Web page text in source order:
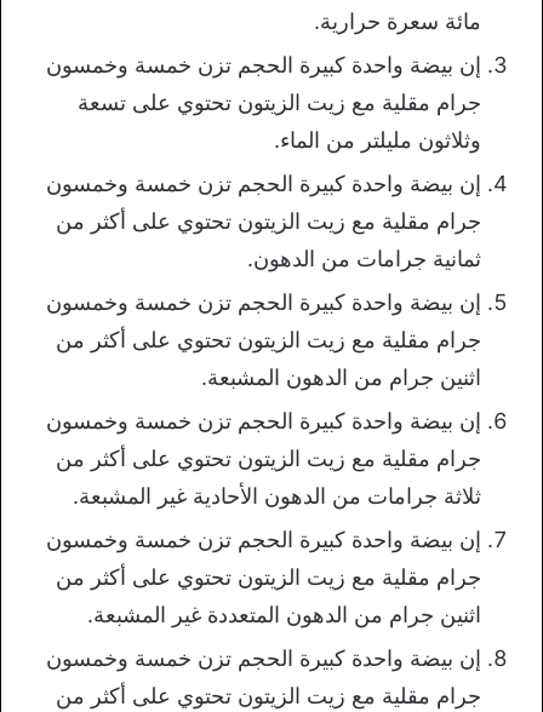
مائة سعرة حرارية.
إن بيضة واحدة كبيرة الحجم تزن خمسة وخمسون
جرام مقلية مع زيت الزيتون تحتوي على تسعة
وثلاثون مليلتر من الماء.
إن بيضة واحدة كبيرة الحجم تزن خمسة وخمسون
جرام مقلية مع زيت الزيتون تحتوي على أكثر من
ثمانية جرامات من الدهون.
إن بيضة واحدة كبيرة الحجم تزن خمسة وخمسون
جرام مقلية مع زيت الزيتون تحتوي على أكثر من
اثنين جرام من الدهون المشبعة.
إن بيضة واحدة كبيرة الحجم تزن خمسة وخمسون
جرام مقلية مع زيت الزيتون تحتوي على أكثر من
ثلاثة جرامات من الدهون الأحادية غير المشبعة.
إن بيضة واحدة كبيرة الحجم تزن خمسة وخمسون
جرام مقلية مع زيت الزيتون تحتوي على أكثر من
اثنين جرام من الدهون المتعددة غير المشبعة.
إن بيضة واحدة كبيرة الحجم تزن خمسة وخمسون
جرام مقلية مع زيت الزيتون تحتوي على أكثر من